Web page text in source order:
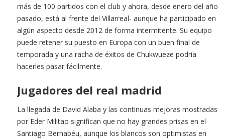
más de 100 partidos con el club y ahora, desde enero del año
pasado, está al frente del Villarreal- aunque ha participado en
algún aspecto desde 2012 de forma intermitente. Su equipo
puede retener su puesto en Europa con un buen final de
temporada y una racha de éxitos de Chukwueze podría
hacerles pasar fácilmente.
Jugadores del real madrid
La llegada de David Alaba y las continuas mejoras mostradas
por Eder Militao significan que no hay grandes prisas en el
Santiago Bernabéu, aunque los blancos son optimistas en